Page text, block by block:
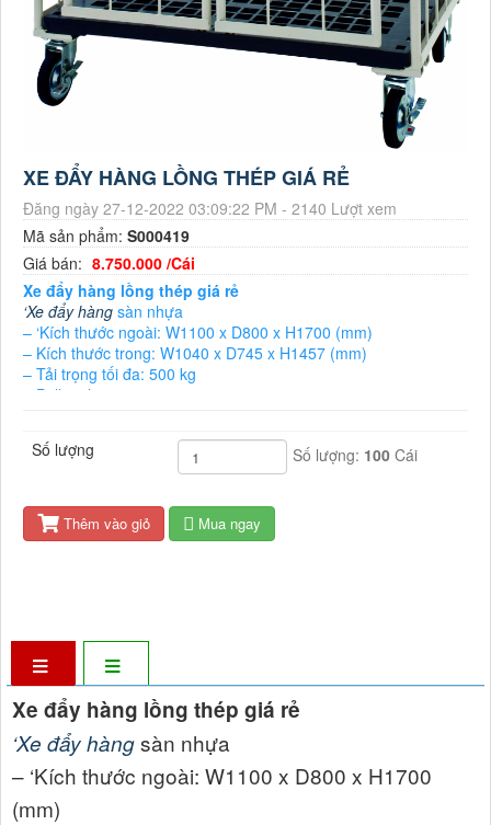
XE ĐẨY HÀNG LỒNG THÉP GIÁ RẺ
Đăng ngày 27-12-2022 03:09:22 PM - 2140 Lượt xem
Mã sản phẩm: S000419
Giá bán: 8.750.000 /Cái
Xe đẩy hàng lồng thép giá rẻ
‘Xe đẩy hàng sàn nhựa
– ‘Kích thước ngoài: W1100 x D800 x H1700 (mm)
– Kích thước trong: W1040 x D745 x H1457 (mm)
– Tải trọng tối đa: 500 kg
– Pallet nhựa
– Thanh ngang: sơn tĩnh điện màu vàng
– Có gắn tấm bảng màu trắng
– 4 bánh xe xoay, 2 bánh có
Số lượng Số lượng: 100 Cái
Thêm vào giỏ Mua ngay
Xe đẩy hàng lồng thép giá rẻ
‘Xe đẩy hàngsàn nhựa
– ‘Kích thước ngoài: W1100 x D800 x H1700
(mm)